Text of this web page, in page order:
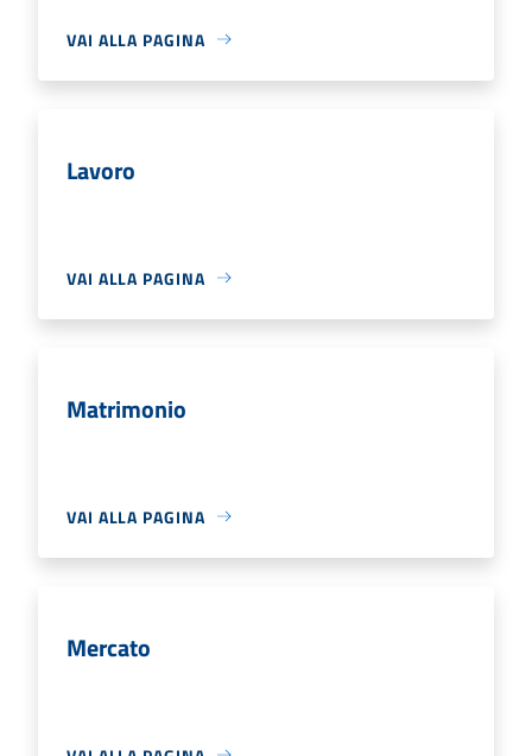
VAI ALLA PAGINA
Lavoro
VAI ALLA PAGINA
Matrimonio
VAI ALLA PAGINA
Mercato